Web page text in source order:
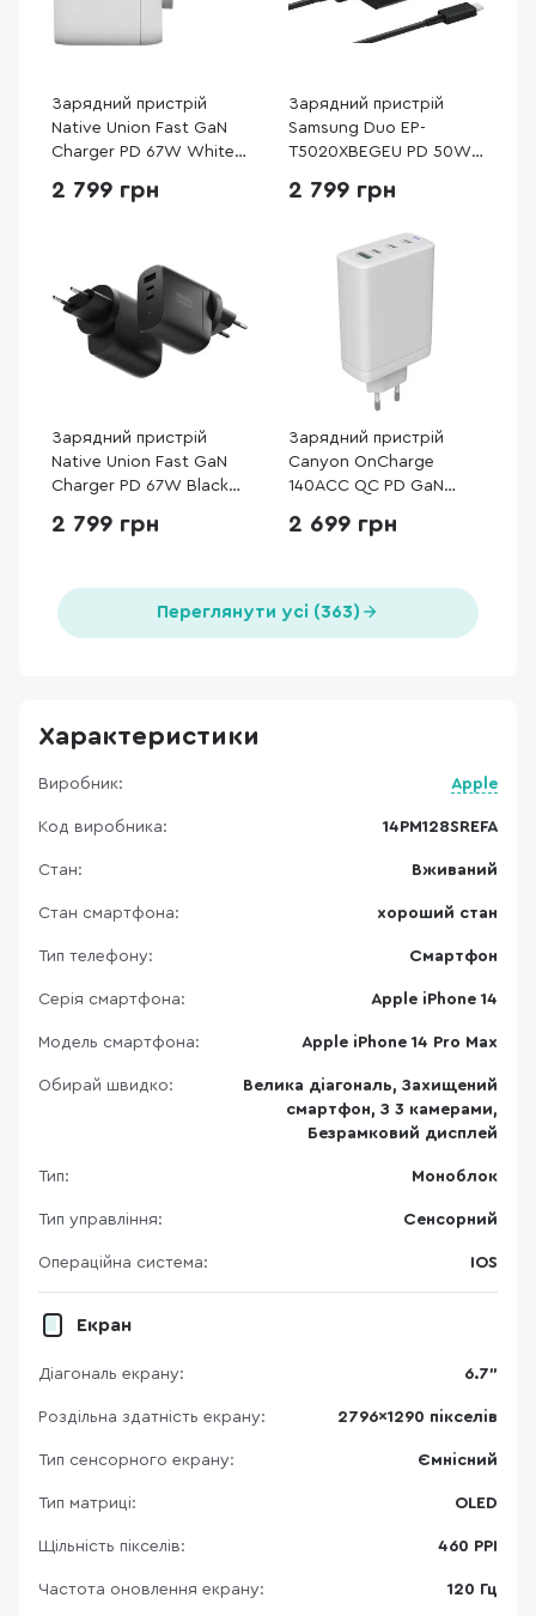
Зарядний пристрій
Native Union Fast GaN
Charger PD 67W White
2 799 грн
Зарядний пристрій
Samsung Duo EP-
T5020XBEGEU PD 50W
C
2 799 грн
Зарядний пристрій
Native Union Fast GaN
Charger PD 67W Black
2 799 грн
Зарядний пристрій
Canyon OnCharge
140ACC QC PD GaN
CUW140ACC)
2 699 грн
Переглянути усі (363)
Характеристики
Виробник: Apple
Код виробника: 14PM128SREFA
Стан: Вживаний
Стан смартфона: хороший стан
Тип телефону: Смартфон
Серія смартфона: Apple iPhone 14
Модель смартфона: Apple iPhone 14 Pro Max
Обирай швидко:
Велика діагональ, Захищений
смартфон, З 3 камерами,
Безрамковий дисплей
Тип: Моноблок
Тип управління: Сенсорний
Операційна система: IOS
Екран
Діагональ екрану: 6.7"
Роздільна здатність екрану: 2796x1290 пікселів
Тип сенсорного екрану: Ємнісний
Тип матриці: OLED
Щільність пікселів: 460 PPI
Частота оновлення екрану: 120 Гц